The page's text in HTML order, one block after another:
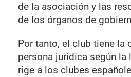
de la asociación y las
de los órganos de
Por tanto, el club tiene la
persona jurídica según la
rige a los clubes